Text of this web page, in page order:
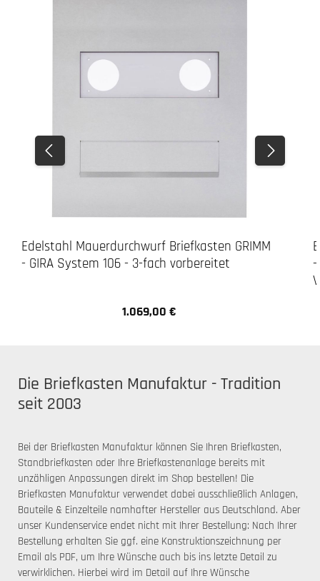
Edelstahl Mauerdurchwurf Briefkasten GRIMM
- GIRA System 106 - 3-fach vorbereitet
Regulärer Preis:
1.069,00 €
-
Die Briefkasten Manufaktur - Tradition
seit 2003
Bei der Briefkasten Manufaktur können Sie Ihren Briefkasten,
Standbriefkasten oder Ihre Briefkastenanlage bereits mit
unzähligen Anpassungen direkt im Shop bestellen! Die
Briefkasten Manufaktur verwendet dabei ausschließlich Anlagen,
Bauteile & Einzelteile namhafter Hersteller aus Deutschland. Aber
unser Kundenservice endet nicht mit Ihrer Bestellung: Nach Ihrer
Bestellung erhalten Sie ggf. eine Konstruktionszeichnung per
Email als PDF, um Ihre Wünsche auch bis ins letzte Detail zu
verwirklichen. Hierbei wird im Detail auf Ihre Wünsche